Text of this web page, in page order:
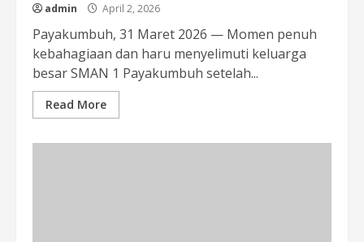
admin April 2, 2026
Payakumbuh, 31 Maret 2026 — Momen penuh
kebahagiaan dan haru menyelimuti keluarga
besar SMAN 1 Payakumbuh setelah...
Read More